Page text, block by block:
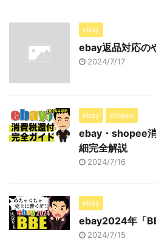
ebay
ebay返品対応の
2024/7/17
ebay shopee
ebay・shopee
細完全解説
2024/7/16
ebay
ebay2024年「
2024/7/15